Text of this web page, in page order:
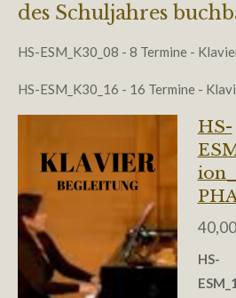
des Schuljahres
HS-ESM_K30_08 - 8 Termine -
HS-ESM_K30_16 - 16 Termine -
HS-
HS-